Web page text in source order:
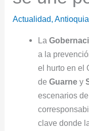
Actualidad,Antioquia
La
a la
el hurto en el
de Guarney
escenarios
clave donde